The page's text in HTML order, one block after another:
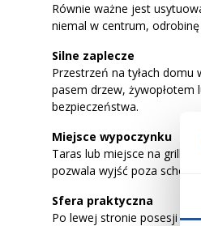
Równie ważne jest
niemal w centrum,
Silne zaplecze
Przestrzeń na tyłach
pasem drzew, żywopłotem
bezpieczeństwa.
Miejsce wypoczynku
Taras lub miejsce na grilla
pozwala wyjść poza
Sfera praktyczna
Po lewej stronie posesji